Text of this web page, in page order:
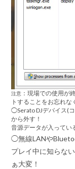
注意 ：現場での使用が
トすることをお忘れな
◯Serato DJデバイス(
から外す！
音源データが入ってい
◯無線LANや
プレイ中に知らな
ぁ大変！